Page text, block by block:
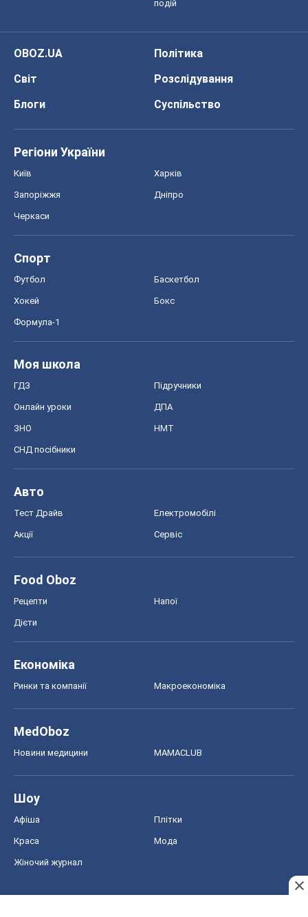
подій
OBOZ.UA
Політика
Світ
Розслідування
Блоги
Суспільство
Регіони України
Київ Харків
Запоріжжя Дніпро
Черкаси
Спорт
Футбол Баскетбол
Хокей Бокс
Формула-1
Моя школа
ГДЗ Підручники
Онлайн уроки ДПА
ЗНО НМТ
СНД посібники
Авто
Тест Драйв Електромобілі
Акції Сервіс
Food Oboz
Рецепти Напої
Дієти
Економіка
Ринки та компанії Макроекономіка
MedOboz
Новини медицини MAMACLUB
Шоу
Афіша Плітки
Краса Мода
Жіночий журнал